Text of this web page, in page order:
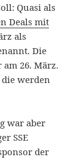
Quasi als
Deals mit
als
Die
26. März.
werden
war aber
SSE
der